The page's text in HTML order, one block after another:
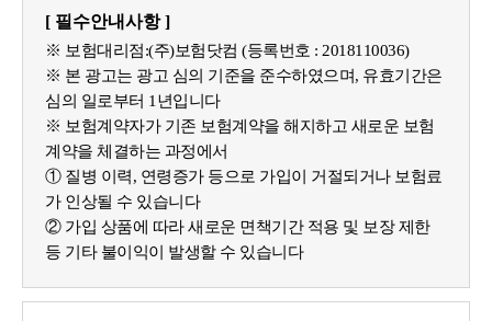
[ 필수안내사항 ]
※ 보험대리점:(주)보험닷컴 (등록번호 : 2018110036)
※ 본 광고는 광고 심의 기준을 준수하였으며, 유효기간은
심의 일로부터 1년입니다
※ 보험계약자가 기존 보험계약을 해지하고 새로운 보험
계약을 체결하는 과정에서
① 질병 이력, 연령증가 등으로 가입이 거절되거나 보험료
가 인상될 수 있습니다
② 가입 상품에 따라 새로운 면책기간 적용 및 보장 제한
등 기타 불이익이 발생할 수 있습니다